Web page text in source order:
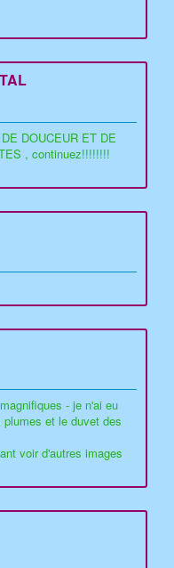
DOUCEUR ET DE
, continuez!!!!!!!!
- je n'ai eu
et le duvet des
voir d'autres images